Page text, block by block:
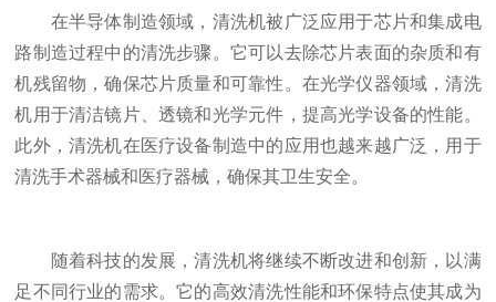
在半导体制造领域，清洗机被广泛应用于芯片和集成电
路制造过程中的清洗步骤。它可以去除芯片表面的杂质和有
机残留物，确保芯片质量和可靠性。在光学仪器领域，清洗
机用于清洁镜片、透镜和光学元件，提高光学设备的性能。
此外，清洗机在医疗设备制造中的应用也越来越广泛，用于
清洗手术器械和医疗器械，确保其卫生安全。
随着科技的发展，清洗机将继续不断改进和创新，以满
足不同行业的需求。它的高效清洗性能和环保特点使其成为